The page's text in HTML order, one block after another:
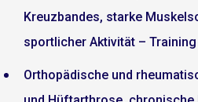
Kreuzbandes, starke
sportlicher Aktivität – Training
Orthopädische und